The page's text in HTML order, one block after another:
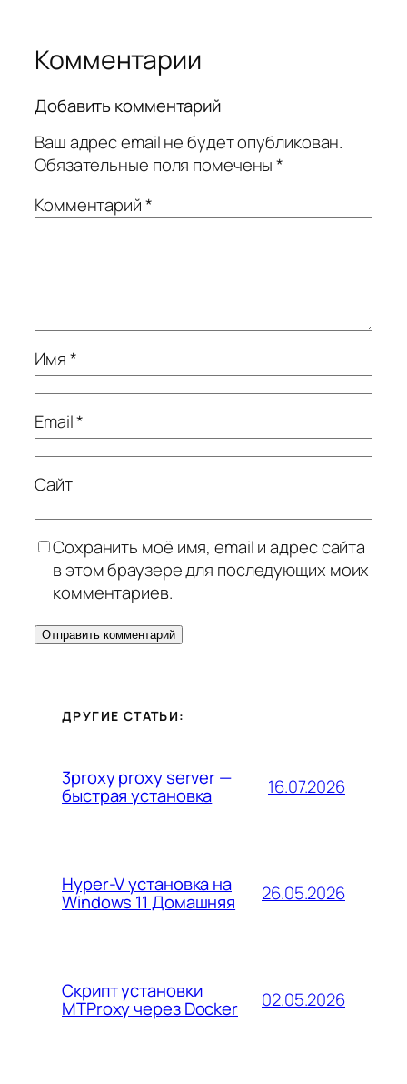
Комментарии
Добавить комментарий
Ваш адрес email не будет опубликован.
Обязательные поля помечены*
Комментарий*
Имя*
Email*
Сайт
Сохранить моё имя, email и адрес сайта
в этом браузере для последующих моих
комментариев.
ДРУГИЕ СТАТЬИ:
3proxy proxy server —
быстрая установка 16.07.2026
Hyper-V установка на
Windows 11 Домашняя 26.05.2026
Скрипт установки
MTProxy через Docker 02.05.2026